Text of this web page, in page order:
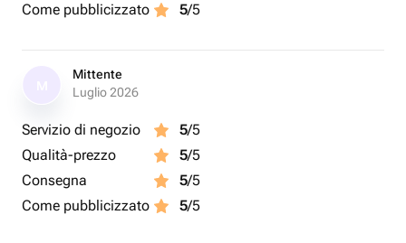
Come pubblicizzato
5/5
Mittente
Luglio 2026
Servizio di negozio 5/5
Qualità-prezzo
5/5
Consegna
5/5
Come pubblicizzato
5/5